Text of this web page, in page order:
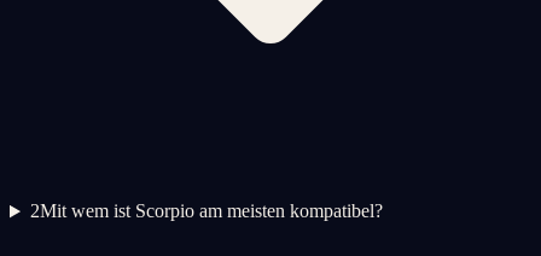
2Mit wem ist Scorpio am meisten kompatibel?